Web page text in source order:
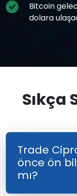
Bitcoin
dolara
Sıkça
Trade
önce ön
mı?